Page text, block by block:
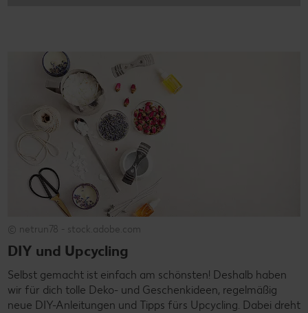
© netrun78 - stock.adobe.com
DIY und Upcycling
Selbst gemacht ist einfach am schönsten! Deshalb haben
wir für dich tolle Deko- und Geschenkideen, regelmäßig
neue DIY-Anleitungen und Tipps fürs Upcycling. Dabei dreht